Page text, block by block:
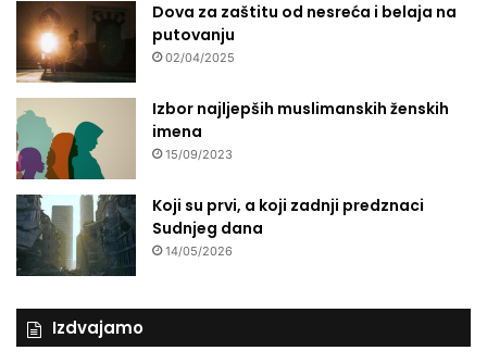
Dova za zaštitu od nesreća i belaja na
putovanju
02/04/2025
Izbor najljepših muslimanskih ženskih
imena
15/09/2023
Koji su prvi, a koji zadnji predznaci
Sudnjeg dana
14/05/2026
Izdvajamo